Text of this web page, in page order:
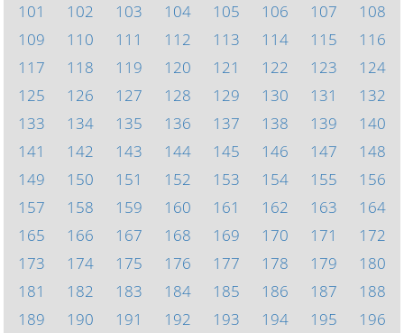
101
102 103 104 105 106 107
108
109
110 111 112 113 114 115
116
117
118 119 120 121 122 123
124
125
126 127 128 129 130 131
132
133
134 135 136 137 138 139
140
141
142 143 144 145 146 147
148
149
150 151 152 153 154 155
156
157
158 159 160 161 162 163
164
165
166 167 168 169 170 171
172
173
174 175 176 177 178 179
180
181
182 183 184 185 186 187
188
189
190 191 192 193 194 195
196